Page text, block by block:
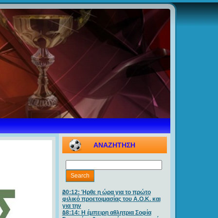
ΑΝΑΖΗΤΗΣΗ
20:12: Ήρθε η ώρα για το πρώτο
φιλικό προετοιμασίας του Α.Ο.Κ. και
για την
18:14: Η έμπειρη αθλητρια Σοφία